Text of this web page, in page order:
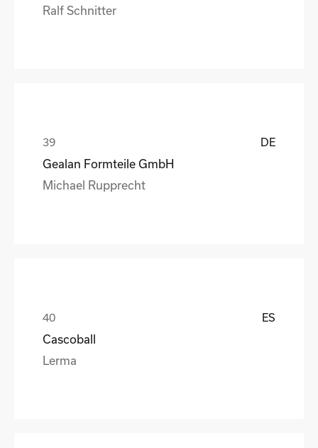
Ralf Schnitter
DE
Gealan Formteile GmbH
Michael Rupprecht
ES
Cascoball
Lerma